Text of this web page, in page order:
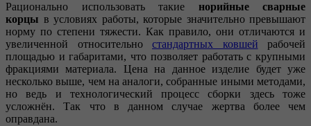
Рационально использовать такие норийные сварные
корцы в условиях работы, которые значительно превышают
норму по степени тяжести. Как правило, они отличаются и
увеличенной относительно стандартных ковшей рабочей
площадью и габаритами, что позволяет работать с крупными
фракциями материала. Цена на данное изделие будет уже
несколько выше, чем на аналоги, собранные иными методами,
но ведь и технологический процесс сборки здесь тоже
усложнён. Так что в данном случае жертва более чем
оправдана.